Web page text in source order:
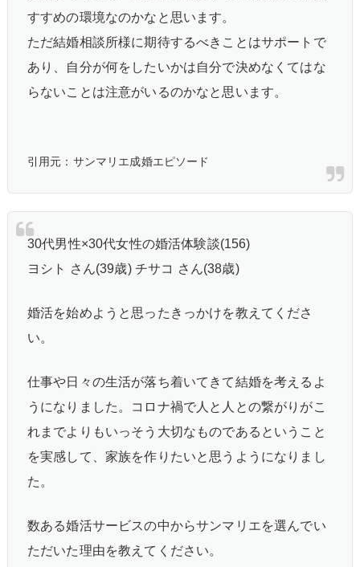
すすめの環境なのかなと思います。
ただ結婚相談所様に期待するべきことはサポートで
あり、自分が何をしたいかは自分で決めなくてはな
らないことは注意がいるのかなと思います。
引用元：サンマリエ成婚エピソード
30代男性×30代女性の婚活体験談(156)
ヨシト さん(39歳) チサコ さん(38歳)
婚活を始めようと思ったきっかけを教えてくださ
い。
仕事や日々の生活が落ち着いてきて結婚を考えるよ
うになりました。コロナ禍で人と人との繋がりがこ
れまでよりもいっそう大切なものであるということ
を実感して、家族を作りたいと思うようになりまし
た。
数ある婚活サービスの中からサンマリエを選んでい
ただいた理由を教えてください。